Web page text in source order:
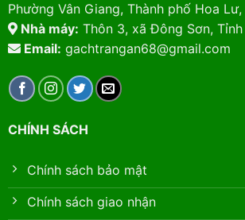
Phường Vân Giang, Thành phố Hoa
Nhà máy: Thôn 3, xã Đông Sơn, Tỉnh
Email: gachtrangan68@gmail.com
CHÍNH SÁCH
Chính sách bảo mật
Chính sách giao nhận